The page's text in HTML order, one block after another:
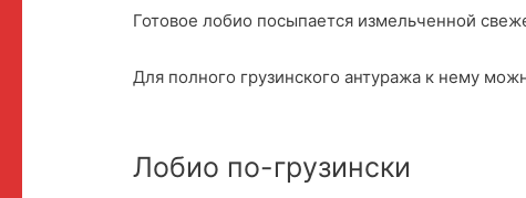
Готовое лобио посыпается измельченной
Для полного грузинского антуража к нему
Лобио по-грузински